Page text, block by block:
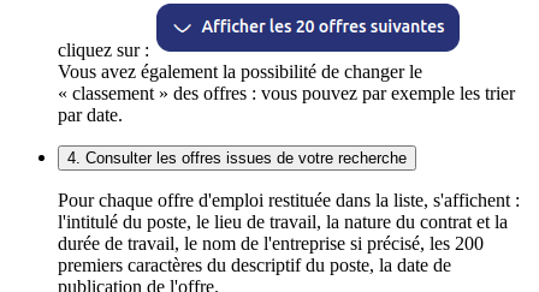
cliquez sur :
Vous avez également la possibilité de changer le
« classement » des offres : vous pouvez par exemple les trier
par date.
4. Consulter les offres issues de votre recherche
Pour chaque offre d'emploi restituée dans la liste, s'affichent :
l'intitulé du poste, le lieu de travail, la nature du contrat et la
durée de travail, le nom de l'entreprise si précisé, les 200
premiers caractères du descriptif du poste, la date de
publication de l'offre.